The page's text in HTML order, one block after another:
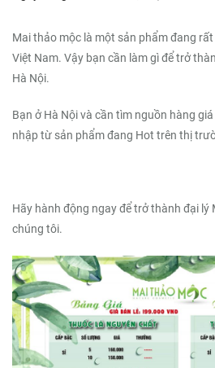
Mai thảo mộc là một sản phẩm đang
Việt Nam. Vậy bạn cần làm gì để trở
Hà Nội.
Bạn ở Hà Nội và cần tìm nguồn hàng
nhập từ sản phẩm đang Hot trên thị
Hãy hành động ngay để trở thành đại lý
chúng tôi.